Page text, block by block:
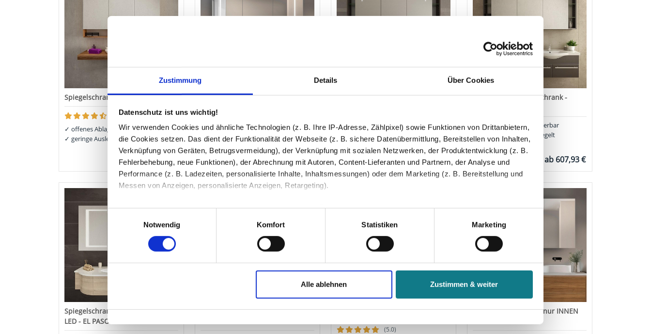
Zustimmung Details Über Cookies
Datenschutz ist uns wichtig!
Wir verwenden Cookies und ähnliche Technologien (z. B. Ihre IP-Adresse, Zählpixel) sowie Funktionen von Drittanbietern,
die Cookies setzen. Das dient der Funktionalität der Webseite (z. B. sichere Datenübermittlung, Bereitstellen von Inhalten,
Verknüpfung von Geräten, Betrugsvermeidung), der Verknüpfung mit sozialen Netzwerken, der Produktentwicklung (z. B.
Fehlerbehebung, neue Funktionen), der Abrechnung mit Autoren, Content-Lieferanten und Partnern, der Analyse und
Performance (z. B. Ladezeiten, personalisierte Inhalte, Inhaltsmessungen) oder dem Marketing (z. B. Bereitstellung und
Messen von Anzeigen, personalisierte Anzeigen, Retargeting).
Die Einzelheiten können Sie unter Datenschutz nachlesen. Über den Link "Cookies" am Seitenende können Sie mehr über
die eingesetzten Technologien und Partner erfahren und die von Ihnen gewünschten Einstellungen vornehmen.
Indem Sie auf den Button "Zustimmen" klicken, willigen Sie in die Verarbeitung Ihrer personenbezogenen Daten zu den
Impressum|Datenschutz
Einwilligungsauswahl
Notwendig
Komfort Statistiken Marketing
Alle ablehnen Zustimmen & weiter
Spiegelschrank - BUDAPEST
(4.5)
✓ offenes Ablagefach
✓ geringe Ausleuchtung
ab432,48 €
Bad Spiegelschrank mit
Beleuchtung - CLEVELAND
(4.8)
✓3 seitige Beleuchtung
ab205,98 €
Beleuchteter Spiegelschrank -
✓Licht durch Satinierung
✓Nach Maß gefertigt
ab 673,03 €
Badezimmerspiegelschrank -
✓Wunschmaß konfigurierbar
✓
Innen & außen verspiegelt
Satinierte Lichtflächen
ab 607,93 €
Spiegelschrank für das Bad mit
LED - EL PASO
LED-Spiegelschrank nach Maß -
Spiegelschrank - MALAGA
(5.0)
Bad Spiegelschrank - nur INNEN